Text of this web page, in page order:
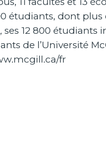
étudiants, dont plus
ses 12 800 étudiants
de l’Université
fr